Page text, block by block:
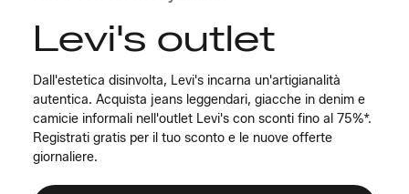
Levi's outlet
Dall'estetica disinvolta, Levi's incarna un'artigianalità
autentica. Acquista jeans leggendari, giacche in denim e
camicie informali nell'outlet Levi's con sconti fino al 75%*.
Registrati gratis per il tuo sconto e le nuove offerte
giornaliere.